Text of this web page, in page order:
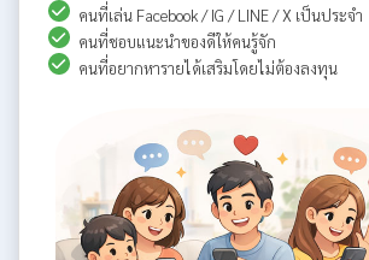
คนที่เล่น Facebook / IG / LINE / X เป็นประจำ
คนที่ชอบแนะนำของดีให้คนรู้จัก
คนที่อยากหารายได้เสริมโดยไม่ต้องลงทุน